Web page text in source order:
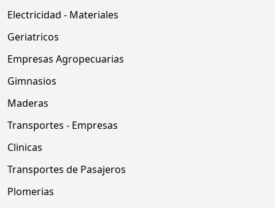
Electricidad - Materiales
Geriatricos
Empresas Agropecuarias
Gimnasios
Maderas
Transportes - Empresas
Clinicas
Transportes de Pasajeros
Plomerias